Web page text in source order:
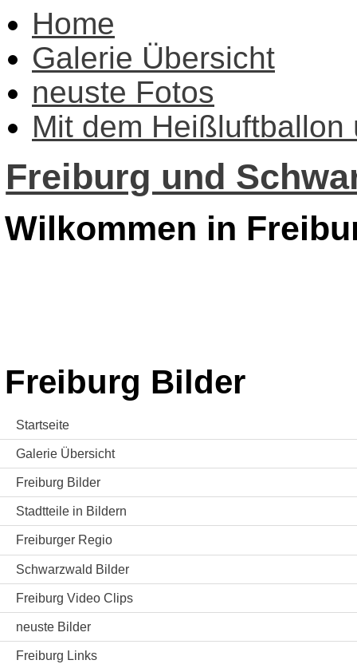
Home
Galerie Übersicht
neuste Fotos
Mit dem Heißluftballon
Freiburg und
Wilkommen in
Freiburg Bilder
Startseite
Galerie Übersicht
Freiburg Bilder
Stadtteile in Bildern
Freiburger Regio
Schwarzwald Bilder
Freiburg Video Clips
neuste Bilder
Freiburg Links